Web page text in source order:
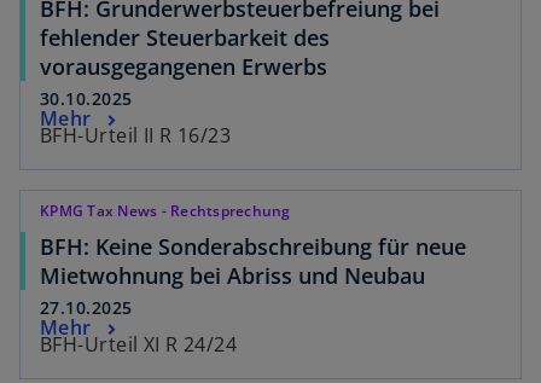
BFH: Grunderwerbsteuerbefreiung bei
fehlender Steuerbarkeit des
vorausgegangenen Erwerbs
30.10.2025
BFH-Urteil II R 16/23
Mehr
KPMG Tax News - Rechtsprechung
BFH: Keine Sonderabschreibung für neue
Mietwohnung bei Abriss und Neubau
27.10.2025
BFH-Urteil XI R 24/24
Mehr